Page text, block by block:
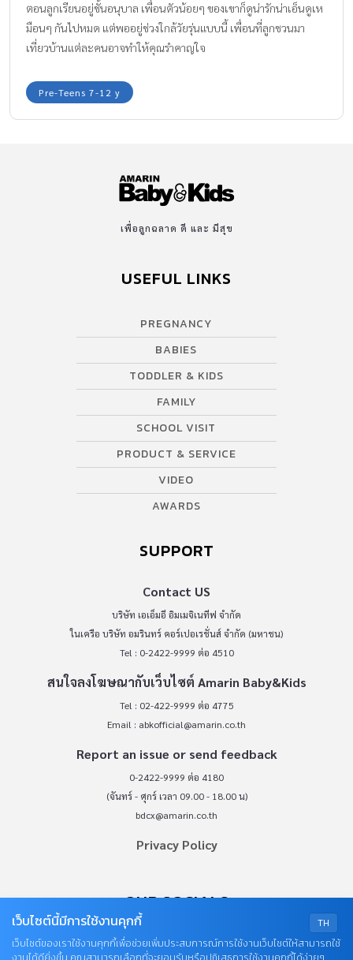
ตอนลูกเรียนอยู่ชั้นอนุบาล เพื่อนตัวน้อยๆ ของเขาก็ดูน่ารักน่าเอ็นดูเห
มือนๆ กันไปหมด แต่พออยู่ช่วงใกล้วัยรุ่นแบบนี้ เพื่อนที่ลูกชวนมา
เที่ยวบ้านแต่ละคนอาจทำให้คุณรำคาญใจ
Pre-Teens 7-12 y
เพื่อลูกฉลาด ดี และ มีสุข
USEFUL LINKS
PREGNANCY
BABIES
TODDLER & KIDS
FAMILY
SCHOOL VISIT
PRODUCT & SERVICE
VIDEO
AWARDS
SUPPORT
Contact US
บริษัท เอเอ็มอี อิมเมจิเนทีฟ จำกัด
ในเครือ บริษัท อมรินทร์ คอร์เปอเรชั่นส์ จำกัด (มหาชน)
Tel : 0-2422-9999 ต่อ 4510
สนใจลงโฆษณากับเว็บไซต์ Amarin Baby&Kids
Tel : 02-422-9999 ต่อ 4775
Email : abkofficial@amarin.co.th
Report an issue or send feedback
0-2422-9999 ต่อ 4180
(จันทร์ - ศุกร์ เวลา 09.00 - 18.00 น)
bdcx@amarin.co.th
Privacy Policy
OUR SOCIALS
TH
เว็บไซต์นี้มีการใช้งานคุกกี้
เว็บไซต์ของเราใช้งานคุกกี้เพื่อช่วยเพิ่มประสบการณ์การใช้งานเว็บไซต์ให้สามารถใช้